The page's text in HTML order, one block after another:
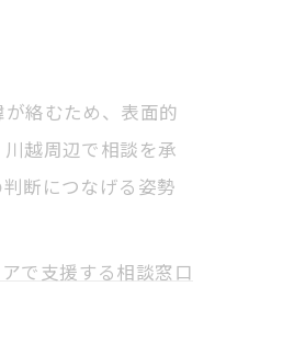
絡むため、表面的
越周辺で相談を承
断につなげる姿勢
で支援する相談窓口